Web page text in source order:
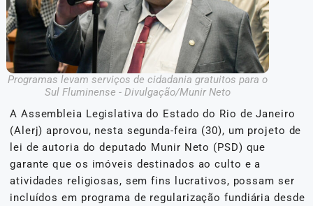
Programas levam serviços de cidadania gratuitos para o
Sul Fluminense - Divulgação/Munir Neto
A Assembleia Legislativa do Estado do Rio de Janeiro
(Alerj) aprovou, nesta segunda-feira (30), um projeto de
lei de autoria do deputado Munir Neto (PSD) que
garante que os imóveis destinados ao culto e a
atividades religiosas, sem fins lucrativos, possam ser
incluídos em programa de regularização fundiária desde